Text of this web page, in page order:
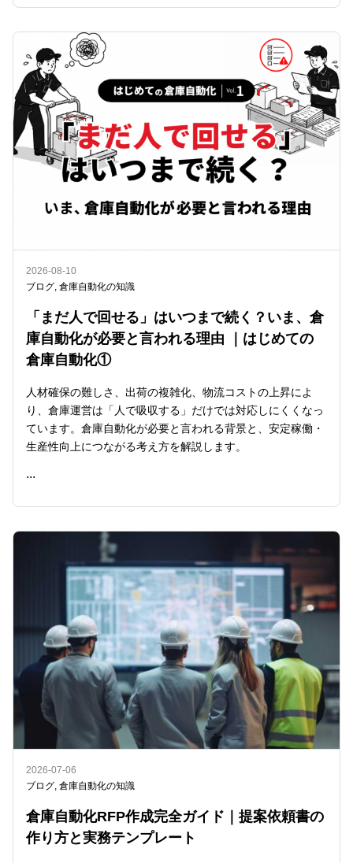
2026-08-10
ブログ, 倉庫自動化の知識
「まだ人で回せる」はいつまで続く？いま、倉
庫自動化が必要と言われる理由 ｜はじめての
倉庫自動化①
人材確保の難しさ、出荷の複雑化、物流コストの上昇によ
り、倉庫運営は「人で吸収する」だけでは対応しにくくなっ
ています。倉庫自動化が必要と言われる背景と、安定稼働・
生産性向上につながる考え方を解説します。
...
READ ME
2026-07-06
ブログ, 倉庫自動化の知識
倉庫自動化RFP作成完全ガイド｜提案依頼書の
作り方と実務テンプレート